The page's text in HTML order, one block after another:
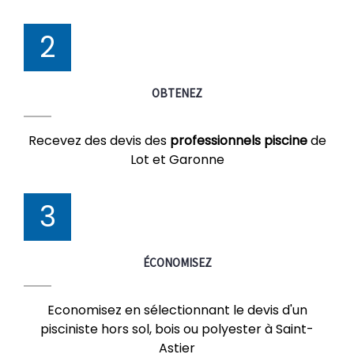
2
OBTENEZ
Recevez des devis des professionnels piscinede
Lot et Garonne
3
ÉCONOMISEZ
Economisez en sélectionnant le devis d'un
pisciniste hors sol, bois ou polyester à Saint-
Astier